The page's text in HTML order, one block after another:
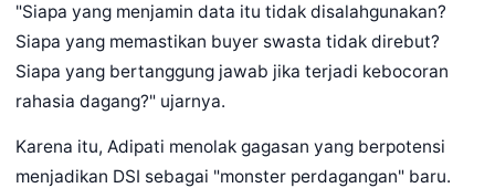
"Siapa yang menjamin data itu tidak disalahgunakan?
Siapa yang memastikan buyer swasta tidak direbut?
Siapa yang bertanggung jawab jika terjadi kebocoran
rahasia dagang?" ujarnya.
Karena itu, Adipati menolak gagasan yang berpotensi
menjadikan DSI sebagai "monster perdagangan" baru.